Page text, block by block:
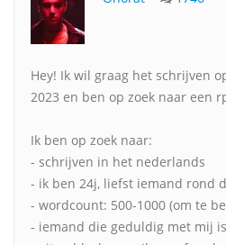
Hey! Ik wil graag het schrijven
2023 en ben op zoek naar een
Ik ben op zoek naar:
- schrijven in het nederlands
- ik ben 24j, liefst iemand rond
- wordcount: 500-1000 (om te
- iemand die geduldig met mij